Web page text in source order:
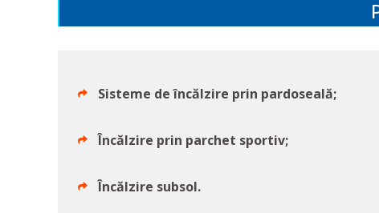
Sisteme de încălzire prin pardoseală;
Încălzire prin parchet sportiv;
Încălzire subsol.